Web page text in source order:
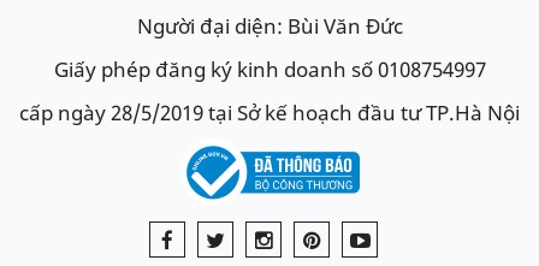
Người đại diện: Bùi Văn Đức
Giấy phép đăng ký kinh doanh số 0108754997
cấp ngày 28/5/2019 tại Sở kế hoạch đầu tư TP.Hà Nội